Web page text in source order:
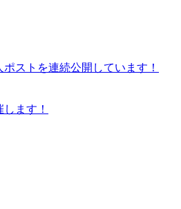
ストを連続公開しています！
ます！